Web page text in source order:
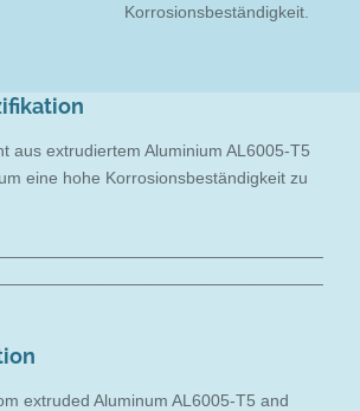
Korrosionsbeständigkeit.
aus extrudiertem Aluminium AL6005-T5
eine hohe Korrosionsbeständigkeit zu
extruded Aluminum AL6005-T5 and